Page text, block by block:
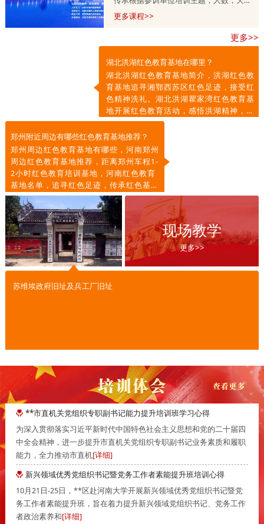
数，预算等量身定制的，培训课程方案分
更多课程>>
更多>>
湖北洪湖红色教育基地在哪里？
湖北洪湖红色教育基地简介，洪湖红色教
育基地追寻湘鄂西苏区红色足迹，接受红
色精神洗礼。湖北洪湖瞿家湾红色教育基
地开展红色教育活动，感悟洪湖精神，传
承红色基因，凝聚奋进力量。
郑州附近周边有哪些红色教育基地推荐？
郑州周边红色教育基地有哪些，河南郑州
周边红色教育基地推荐，距离郑州车程1-
2小时红色教育培训基地，河南红色教育
基地名单，追寻红色足迹，传承红色基
因，弘扬红色精神。
现场教学
更多>>
苏维埃政府旧址及兵工厂旧址
**市直机关党组织专职副书记能力提升培训班学习心得
为深入贯彻落实习近平新时代中国特色社会主义思想和党的二十届四
中全会精神，进一步提升市直机关党组织专职副书记业务素质和履职
能力，全力推动市直机[详细]
新兴领域优秀党组织书记暨党务工作者素能提升班培训心得
10月21日-25日，**区赴河南大学开展新兴领域优秀党组织书记暨党
务工作者素能提升班，旨在着力提升新兴领域党组织书记、党务工作
者政治素养和[详细]